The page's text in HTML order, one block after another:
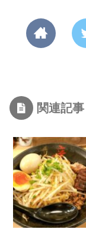
関連記事